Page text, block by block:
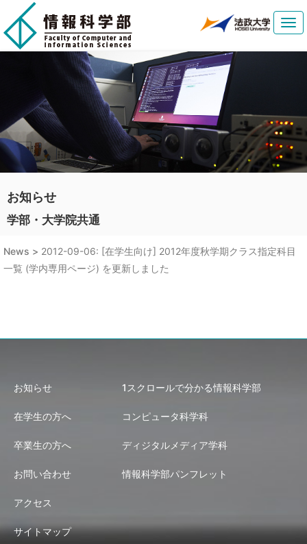
お知らせ
学部・大学院共通
News > 2012-09-06: [在学生向け] 2012年度秋学期クラス指定科目
一覧 (学内専用ページ) を更新しました
お知らせ
在学生の方へ
卒業生の方へ
お問い合わせ
アクセス
サイトマップ
1スクロールで分かる情報科学部
コンピュータ科学科
ディジタルメディア学科
情報科学部パンフレット